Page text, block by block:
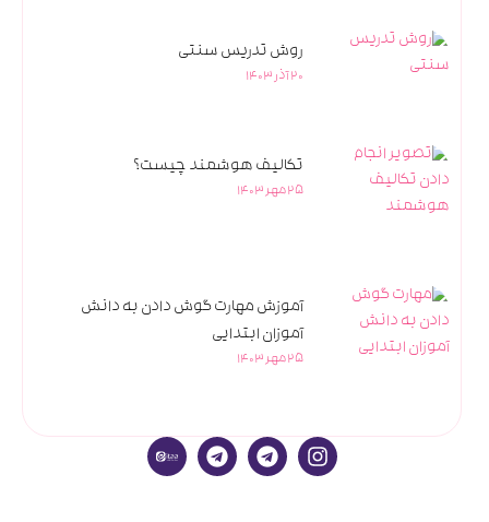
روش تدریس سنتی
20 آذر 1403
تکالیف هوشمند چیست؟
25 مهر 1403
آموزش مهارت گوش دادن به دانش
آموزان ابتدایی
25 مهر 1403